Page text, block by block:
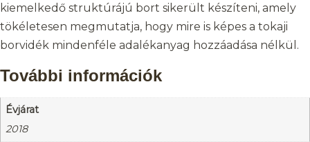
kiemelkedő struktúrájú bort sikerült készíteni, amely
tökéletesen megmutatja, hogy mire is képes a tokaji
borvidék mindenféle adalékanyag hozzáadása nélkül.
További információk
Évjárat
2018